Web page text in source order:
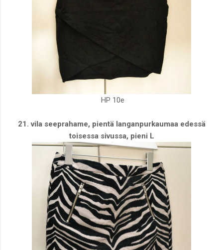
HP 10e
21. vila seeprahame, pientä langanpurkaumaa edessä
toisessa sivussa, pieni L